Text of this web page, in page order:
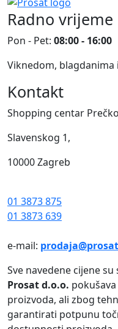
Radno vrijeme
Pon - Pet: 08:00 - 16:00
Viknedom,
Kontakt
Shopping centar
Slavenskog 1,
10000 Zagreb
01 3873 875
01 3873 639
e-mail:
Sve navedene cijene
Prosat d.o.o.
proizvoda, ali zbog
garantirati potpunu